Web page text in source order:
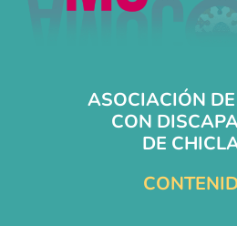
ASOCIACIÓN DE
CON
DE